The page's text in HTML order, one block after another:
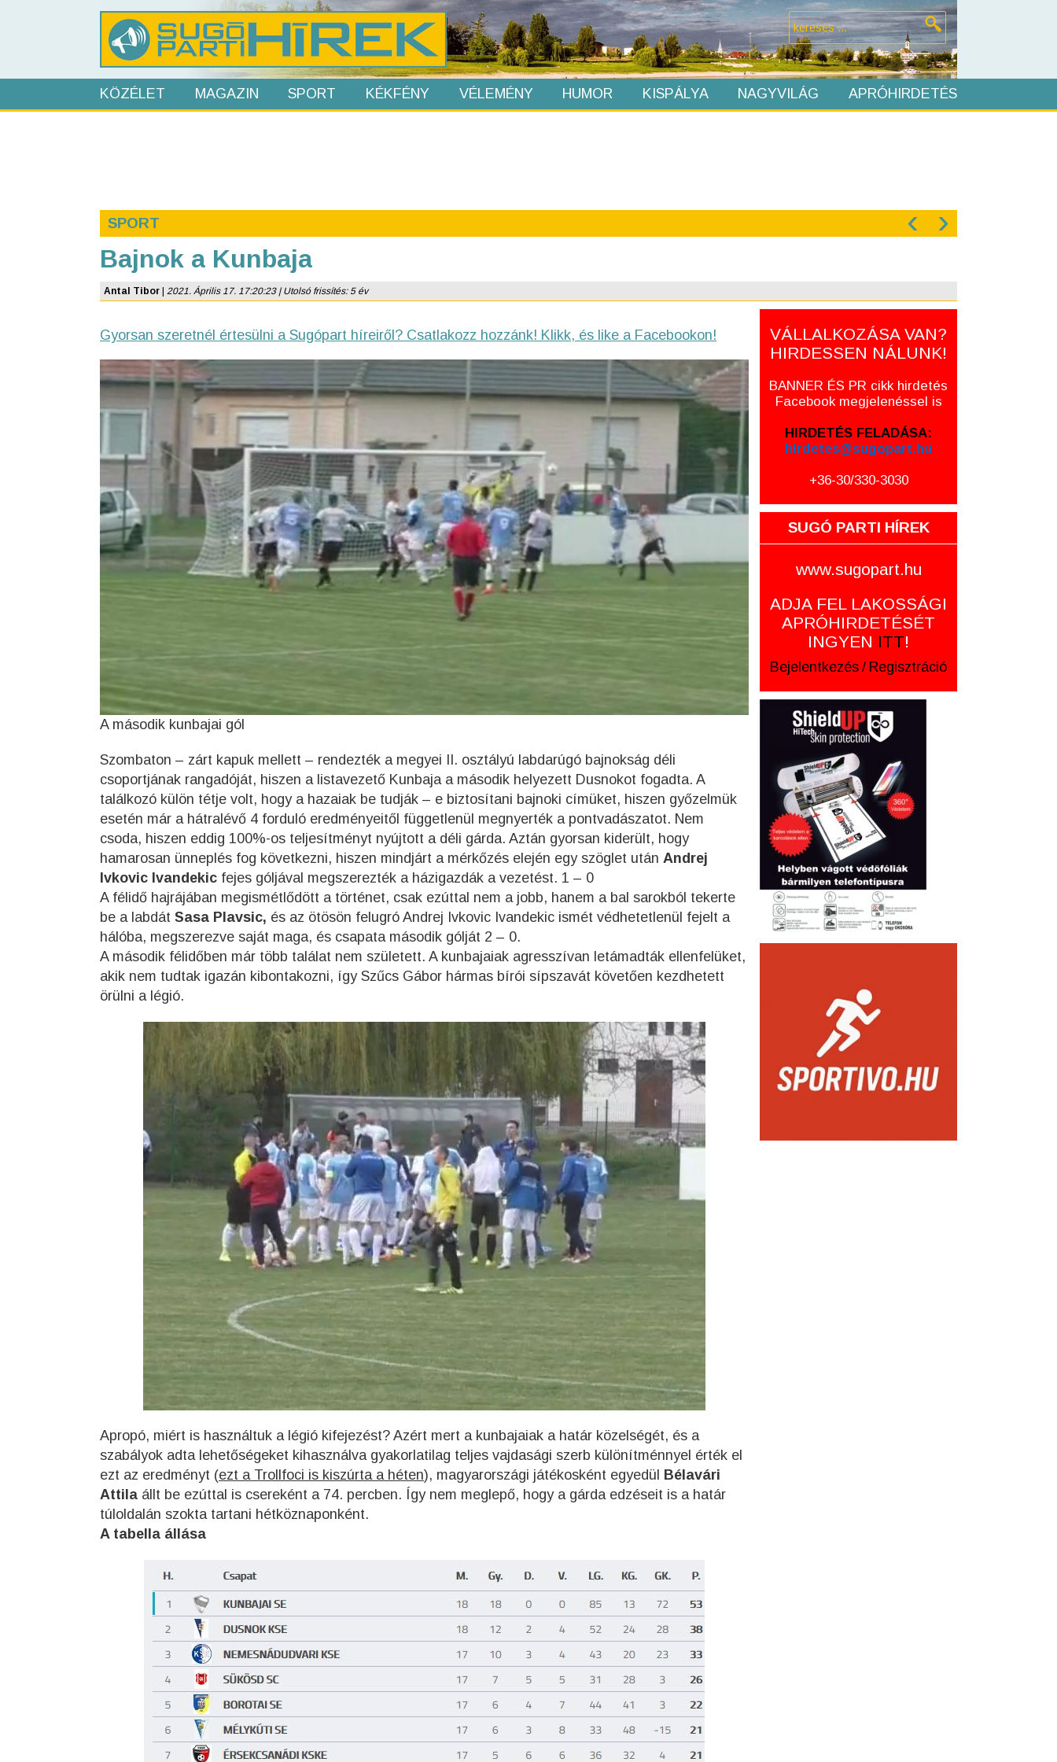
KÖZÉLET MAGAZIN SPORT KÉKFÉNY VÉLEMÉNY HUMOR KISPÁLYA NAGYVILÁG APRÓHIRDETÉS
SPORT ‹ ›
Bajnok a Kunbaja
Antal Tibor 2021. Április 17. 17:20:23 | Utolsó frissítés: 5 év
Gyorsan szeretnél értesülni a Sugópart híreiről? Csatlakozz hozzánk! Klikk, és like a Facebookon!
A második kunbajai gól
Szombaton – zárt kapuk mellett – rendezték a megyei II. osztályú labdarúgó bajnokság déli
csoportjának rangadóját, hiszen a listavezető Kunbaja a második helyezett Dusnokot fogadta. A
találkozó külön tétje volt, hogy a hazaiak be tudják – e biztosítani bajnoki címüket, hiszen győzelmük
esetén már a hátralévő 4 forduló eredményeitől függetlenül megnyerték a pontvadászatot. Nem
csoda, hiszen eddig 100%-os teljesítményt nyújtott a déli gárda. Aztán gyorsan kiderült, hogy
hamarosan ünneplés fog következni, hiszen mindjárt a mérkőzés elején egy szöglet után Andrej
Ivkovic Ivandekic fejes góljával megszerezték a házigazdák a vezetést. 1 – 0
A félidő hajrájában megismétlődött a történet, csak ezúttal nem a jobb, hanem a bal sarokból tekerte
be a labdát Sasa Plavsic, és az ötösön felugró Andrej Ivkovic Ivandekic ismét védhetetlenül fejelt a
hálóba, megszerezve saját maga, és csapata második gólját 2 – 0.
A második félidőben már több találat nem született. A kunbajaiak agresszívan letámadták ellenfelüket,
akik nem tudtak igazán kibontakozni, így Szűcs Gábor hármas bírói sípszavát követően kezdhetett
örülni a légió.
Apropó, miért is használtuk a légió kifejezést? Azért mert a kunbajaiak a határ közelségét, és a
szabályok adta lehetőségeket kihasználva gyakorlatilag teljes vajdasági szerb különítménnyel érték el
ezt az eredményt (ezt a Trollfoci is kiszúrta a héten), magyarországi játékosként egyedül
Bélavári
Attila állt be ezúttal is csereként a 74. percben. Így nem meglepő, hogy a gárda edzéseit is a határ
túloldalán szokta tartani hétköznaponként.
A tabella állása
VÁLLALKOZÁSA VAN?
HIRDESSEN NÁLUNK!
BANNER ÉS PR cikk hirdetés
Facebook megjelenéssel is
HIRDETÉS FELADÁSA:
hirdetes@sugopart.hu
+36-30/330-3030
SUGÓ PARTI HÍREK
www.sugopart.hu
ADJA FEL LAKOSSÁGI
APRÓHIRDETÉSÉT
INGYEN ITT!
Bejelentkezés / Regisztráció